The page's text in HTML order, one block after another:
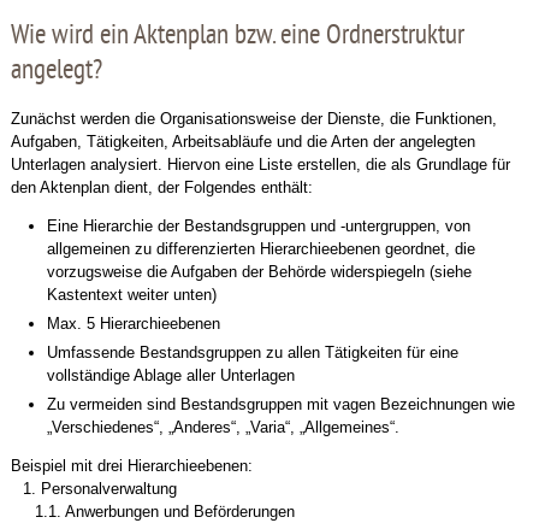
Wie wird ein Aktenplan bzw. eine Ordnerstruktur
angelegt?
Zunächst werden die Organisationsweise der Dienste, die Funktionen,
Aufgaben, Tätigkeiten, Arbeitsabläufe und die Arten der angelegten
Unterlagen analysiert. Hiervon eine Liste erstellen, die als Grundlage für
den Aktenplan dient, der Folgendes enthält:
Eine Hierarchie der Bestandsgruppen und -untergruppen, von
allgemeinen zu differenzierten Hierarchieebenen geordnet, die
vorzugsweise die Aufgaben der Behörde widerspiegeln (siehe
Kastentext weiter unten)
Max. 5 Hierarchieebenen
Umfassende Bestandsgruppen zu allen Tätigkeiten für eine
vollständige Ablage aller Unterlagen
Zu vermeiden sind Bestandsgruppen mit vagen Bezeichnungen wie
„Verschiedenes“, „Anderes“, „Varia“, „Allgemeines“.
Beispiel mit drei Hierarchieebenen:
1.
Personalverwaltung
1.1. Anwerbungen und Beförderungen